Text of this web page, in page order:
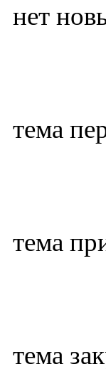
нет
тема
тема
тема